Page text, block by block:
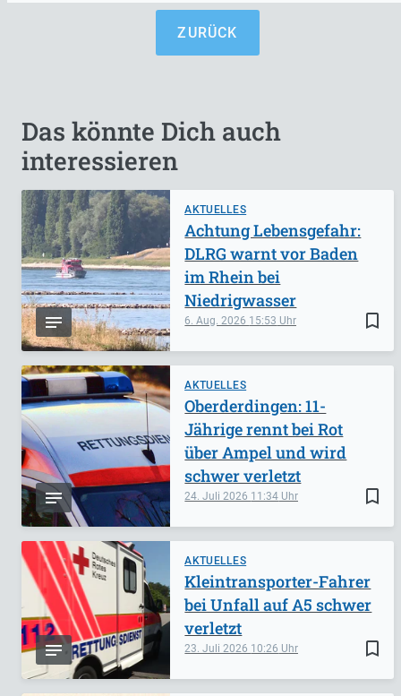
ZURÜCK
Das könnte Dich auch
interessieren
AKTUELLES
bookmark_border
6. Aug. 2026 15:53
Achtung Lebensgefahr:
DLRG warnt vor Baden
im Rhein bei
Niedrigwasser
AKTUELLES
bookmark_border
24. Juli 2026 11:34
Oberderdingen: 11-
Jährige rennt bei Rot
über Ampel und wird
schwer verletzt
AKTUELLES
bookmark_border
23. Juli 2026 10:26
Kleintransporter-Fahrer
bei Unfall auf A5 schwer
verletzt